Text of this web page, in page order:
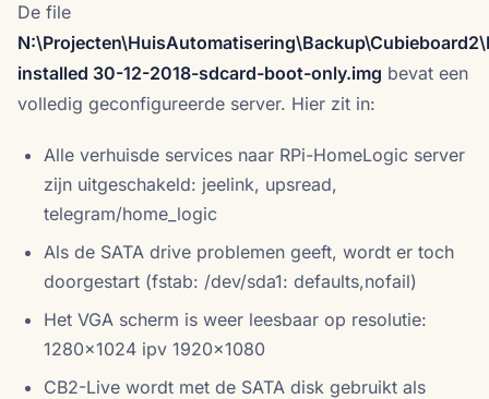
De file
installed 30-12-2018-sdcard-boot-only.img bevat een
volledig geconfigureerde server. Hier zit in:
Alle verhuisde services naar RPi-HomeLogic server
zijn uitgeschakeld: jeelink, upsread,
telegram/home_logic
Als de SATA drive problemen geeft, wordt er toch
doorgestart (fstab: /dev/sda1: defaults,nofail)
Het VGA scherm is weer leesbaar op resolutie:
1280x1024 ipv 1920x1080
CB2-Live wordt met de SATA disk gebruikt als